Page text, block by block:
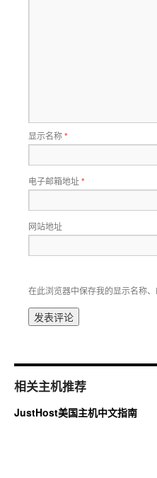
显示名称*
电子邮箱地址*
网站地址
在此浏览器中保存我的显示名称
相关主机推荐
JustHost美国主机中文指南